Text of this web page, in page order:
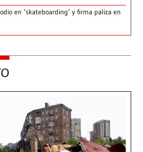
en ‘skateboarding’ y firma paliza en